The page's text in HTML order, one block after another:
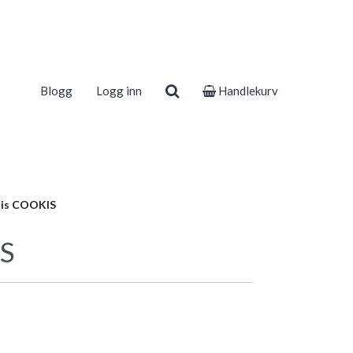
Blogg Logg inn Handlekurv
COOKIS